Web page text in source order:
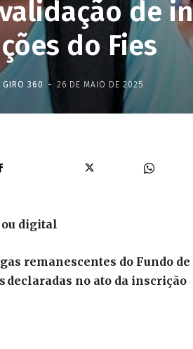
de
do Fies
GIRO 360 - 26 DE MAIO DE 2025
digital
remanescentes do Fundo de
no ato da inscrição